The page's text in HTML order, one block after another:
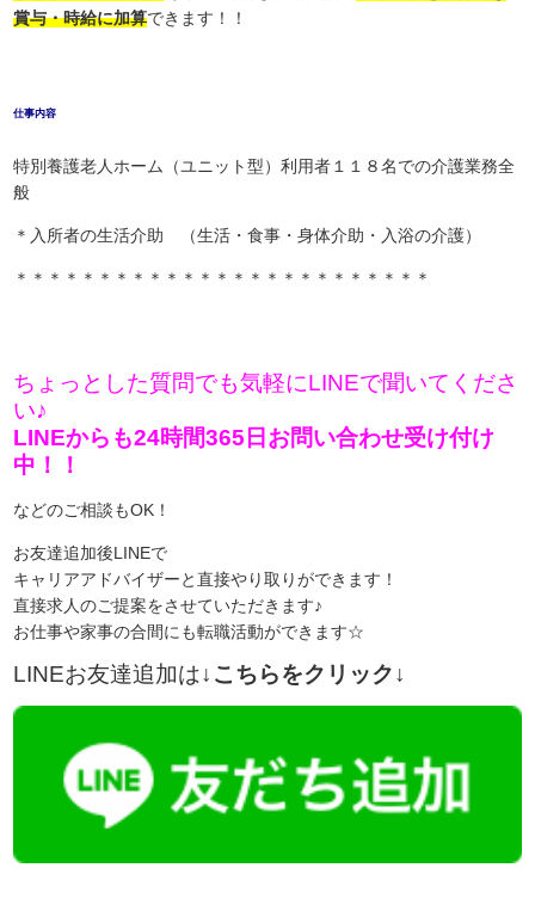
賞与・時給に加算できます！！
仕事内容
特別養護老人ホーム（ユニット型）利用者１１８名での介護業務全
般
＊入所者の生活介助 （生活・食事・身体介助・入浴の介護）
＊＊＊＊＊＊＊＊＊＊＊＊＊＊＊＊＊＊＊＊＊＊＊＊＊
ちょっとした質問でも気軽にLINEで聞いてくださ
い♪
LINEからも24時間365日お問い合わせ受け付け
中！！
などのご相談もOK！
お友達追加後LINEで
キャリアアドバイザーと直接やり取りができます！
直接求人のご提案をさせていただきます♪
お仕事や家事の合間にも転職活動ができます☆
LINEお友達追加は↓こちらをクリック↓